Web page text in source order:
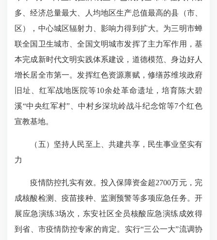
多、经济总量最大、人均地区生产总值最高的县（市、
区），中心城区辐射力、影响力得到扩大。为三明市蝉
联全国卫生城市、全国文明城市发挥了主力军作用，基
本完成新时代文明实践体系建设，道德模范、身边好人
增长居全市第一。发挥红色资源禀赋，修缮苏维埃政府
旧址、红军战地医院等10余处革命遗址，培育陈大碧
溪“中央红军村”、中村乡深坑岭战斗纪念馆等7个红色
宣教基地。
（五）坚持人民至上、共建共享，民生事业坚实有
力
疫情防控扎实有效。投入保障资金超2700万元，完
成核酸检测、疫苗接种、监测预警等多项应急任务。开
展应急演练3场次，东安社区全员核酸应急演练成效得
到省、市疫情防控专家的肯定。实行“三公一大”流调协